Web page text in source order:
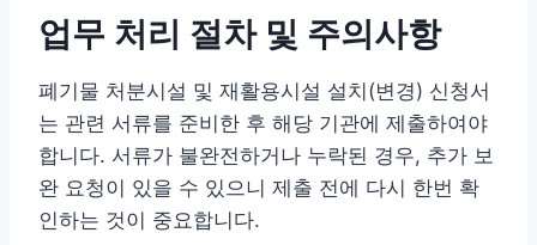
업무 처리 절차 및 주의사항
폐기물 처분시설 및 재활용시설 설치(변경) 신청서
는 관련 서류를 준비한 후 해당 기관에 제출하여야
합니다. 서류가 불완전하거나 누락된 경우, 추가 보
완 요청이 있을 수 있으니 제출 전에 다시 한번 확
인하는 것이 중요합니다.